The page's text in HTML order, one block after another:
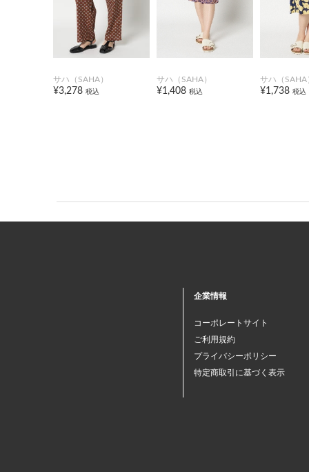
サハ（SAHA）
¥3,278 税込
サハ（SAHA）
¥1,408 税込
サハ（SAHA
¥1,738 税込
企業情報
コーポレートサイト
ご利用規約
プライバシーポリシー
特定商取引に基づく表示